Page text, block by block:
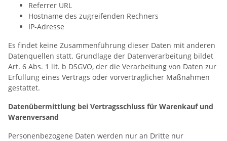
Referrer URL
Hostname des zugreifenden Rechners
IP-Adresse
Es findet keine Zusammenführung dieser Daten mit anderen
Datenquellen statt. Grundlage der Datenverarbeitung bildet
Art. 6 Abs. 1 lit. b DSGVO, der die Verarbeitung von Daten zur
Erfüllung eines Vertrags oder vorvertraglicher Maßnahmen
gestattet.
Datenübermittlung bei Vertragsschluss für Warenkauf und
Warenversand
Personenbezogene Daten werden nur an Dritte nur